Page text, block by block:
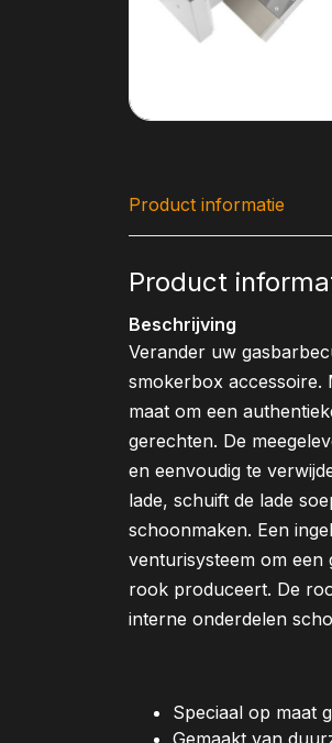
Product informatie
Product
Beschrijving
Verander uw
smokerbox accessoire.
maat om een
gerechten. De
en eenvoudig te
lade, schuift de lade
schoonmaken. Een
venturisysteem om
rook produceert. De
interne onderdelen
Speciaal op maat
Gemaakt van